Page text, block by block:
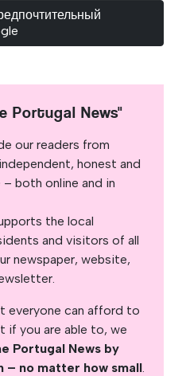
Portugal News"
our readers from
honest and
both online and in
the local
and visitors of all
newspaper, website,
everyone can afford to
if you are able to, we
Portugal News by
– no matter how small.